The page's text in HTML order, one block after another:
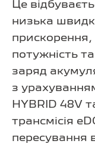
Це
низька
прискорення,
потужність
заряд
з
HYBRID 48V
трансмісія
пересування